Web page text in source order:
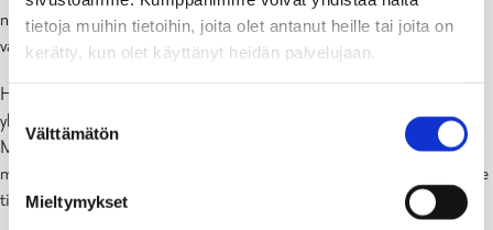
tietoja muihin tietoihin, joita olet antanut heille tai joita on
kerätty, kun olet käyttänyt heidän palvelujaan.
Suostumuksen
valinta
Välttämätön
Mieltymykset
nopeuttavan poikkeamislupien ja suunnittelutarveratkaisupäätöksien
valmistelua.
Huomaa, että rakennuslupien ja ympäristön toimenpidelupien
yhteydessä tehtävät naapurin kuulemisten maksut pysyvät samana.
Maksu on 62€ kiinteistöltä, jos hoidamme asian puolestasi. Voit
myös vastaisuudessa tehdä kuulemisen halutessasi itse, silloin emme
tietenkään peri maksua.